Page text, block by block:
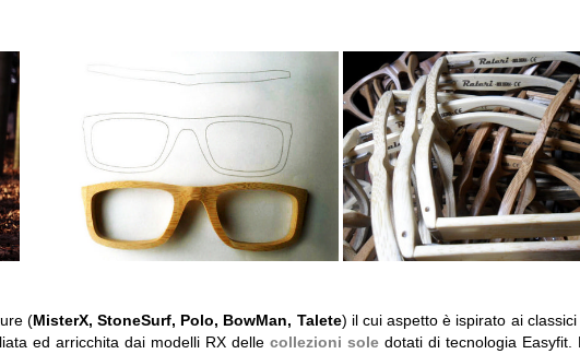
(MisterX, StoneSurf, Polo, BowMan, Talete) il cui aspetto è ispirato ai
ed arricchita dai modelli RX dellecollezioni sole dotati di tecnologia